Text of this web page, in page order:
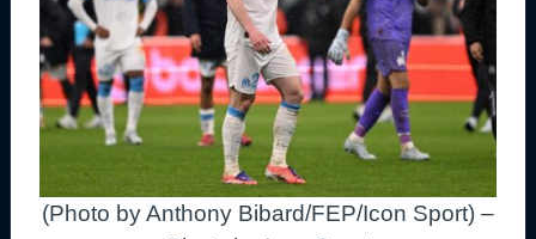
(Photo by Anthony Bibard/FEP/Icon Sport) –